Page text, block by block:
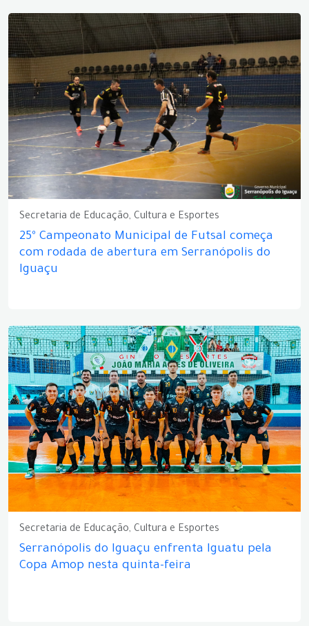
Secretaria de Educação, Cultura e Esportes
25º Campeonato Municipal de Futsal começa
com rodada de abertura em Serranópolis do
Iguaçu
Secretaria de Educação, Cultura e Esportes
Serranópolis do Iguaçu enfrenta Iguatu pela
Copa Amop nesta quinta-feira